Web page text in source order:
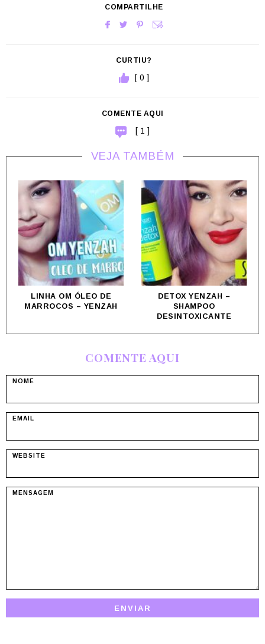
COMPARTILHE
CURTIU?
[ 0 ]
COMENTE AQUI
[ 1 ]
VEJA TAMBÉM
LINHA OM ÓLEO DE
MARROCOS – YENZAH
DETOX YENZAH –
SHAMPOO
DESINTOXICANTE
COMENTE AQUI